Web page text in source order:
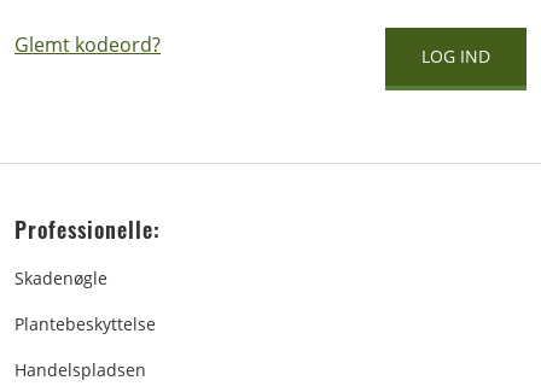
Glemt kodeord?
Professionelle:
Skadenøgle
Plantebeskyttelse
Handelspladsen